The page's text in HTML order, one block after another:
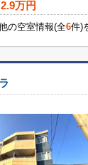
2.9万円
の空室情報(全6件)